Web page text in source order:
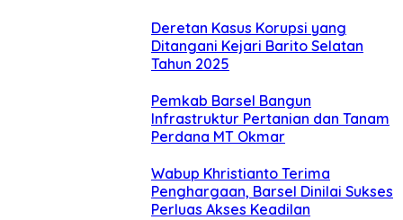
Deretan Kasus Korupsi yang
Ditangani Kejari Barito Selatan
Tahun 2025
Pemkab Barsel Bangun
Infrastruktur Pertanian dan Tanam
Perdana MT Okmar
Wabup Khristianto Terima
Penghargaan, Barsel Dinilai Sukses
Perluas Akses Keadilan